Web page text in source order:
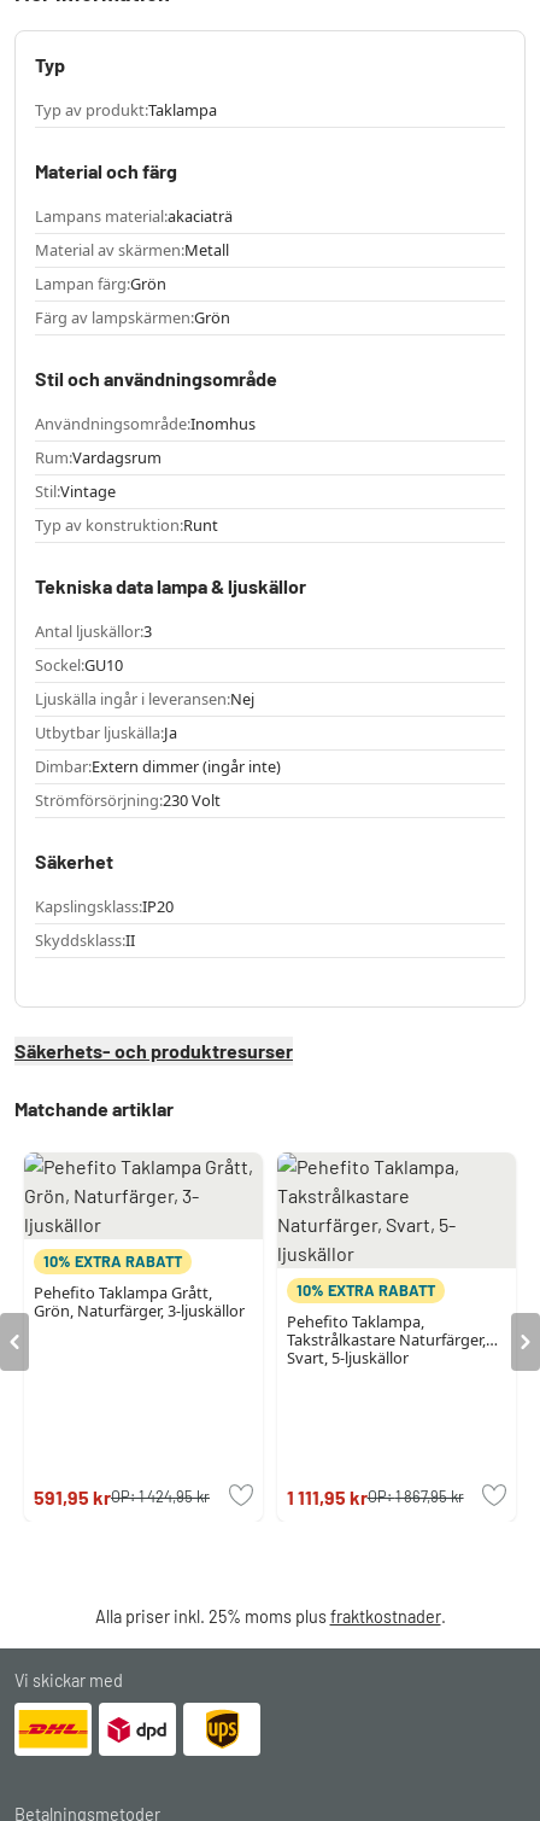
Typ
Typ av produkt:Taklampa
Material och färg
Lampans material:akaciaträ
Material av skärmen:Metall
Lampan färg:Grön
Färg av lampskärmen:Grön
Stil och användningsområde
Användningsområde:Inomhus
Rum:Vardagsrum
Stil:Vintage
Typ av konstruktion:Runt
Tekniska data lampa & ljuskällor
Antal ljuskällor:3
Sockel:GU10
Ljuskälla ingår i leveransen:Nej
Utbytbar ljuskälla:Ja
Dimbar:Extern dimmer (ingår inte)
Strömförsörjning:230 Volt
Säkerhet
Kapslingsklass:IP20
Skyddsklass:II
Säkerhets- och produktresurser
Matchande artiklar
10% EXTRA RABATT
Pehefito Taklampa Grått,
Grön, Naturfärger, 3-ljuskällor
591,95 krOP:1 424,95 kr
10% EXTRA RABATT
Pehefito Taklampa,
Takstrålkastare Naturfärger,
Svart, 5-ljuskällor
1 111,95 krOP:1 867,95 kr
Alla priser inkl. 25% moms plusfraktkostnader.
Vi skickar med
Betalningsmetoder